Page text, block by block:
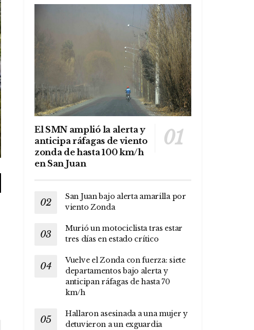
El SMN amplió la alerta y
anticipa ráfagas de viento
zonda de hasta 100 km/h
en San Juan
San Juan bajo alerta amarilla por
viento Zonda
Murió un motociclista tras estar
tres días en estado crítico
Vuelve el Zonda con fuerza: siete
departamentos bajo alerta y
anticipan ráfagas de hasta 70
km/h
Hallaron asesinada a una mujer y
detuvieron a un exguardia